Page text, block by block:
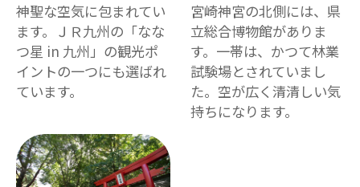
神聖な空気に包まれてい
ます。ＪＲ九州の「なな
つ星 in 九州」の観光ポ
イントの一つにも選ばれ
ています。
宮崎神宮の北側には、県
立総合博物館がありま
す。一帯は、かつて林業
試験場とされていまし
た。空が広く清清しい気
持ちになります。